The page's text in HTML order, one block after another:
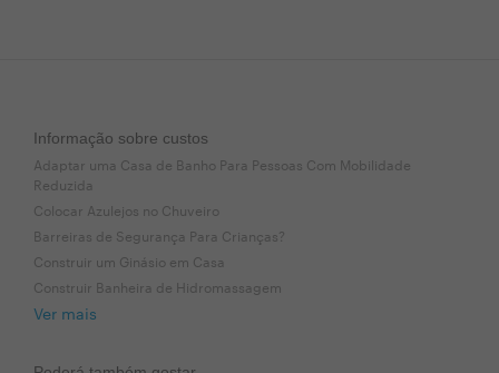
Informação sobre custos
Adaptar uma Casa de Banho Para Pessoas Com Mobilidade
Reduzida
Colocar Azulejos no Chuveiro
Barreiras de Segurança Para Crianças?
Construir um Ginásio em Casa
Construir Banheira de Hidromassagem
Ver mais